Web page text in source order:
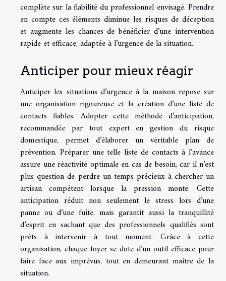
complète sur la fiabilité du professionnel envisagé. Prendre
en compte ces éléments diminue les risques de déception
et augmente les chances de bénéficier d’une intervention
rapide et efficace, adaptée à l’urgence de la situation.
Anticiper pour mieux réagir
Anticiper les situations d’urgence à la maison repose sur
une organisation rigoureuse et la création d’une liste de
contacts fiables. Adopter cette méthode d’anticipation,
recommandée par tout expert en gestion du risque
domestique, permet d’élaborer un véritable plan de
prévention. Préparer une telle liste de contacts à l’avance
assure une réactivité optimale en cas de besoin, car il n’est
plus question de perdre un temps précieux à chercher un
artisan compétent lorsque la pression monte. Cette
anticipation réduit non seulement le stress lors d’une
panne ou d’une fuite, mais garantit aussi la tranquillité
d’esprit en sachant que des professionnels qualifiés sont
prêts à intervenir à tout moment. Grâce à cette
organisation, chaque foyer se dote d’un outil efficace pour
faire face aux imprévus, tout en demeurant maître de la
situation.